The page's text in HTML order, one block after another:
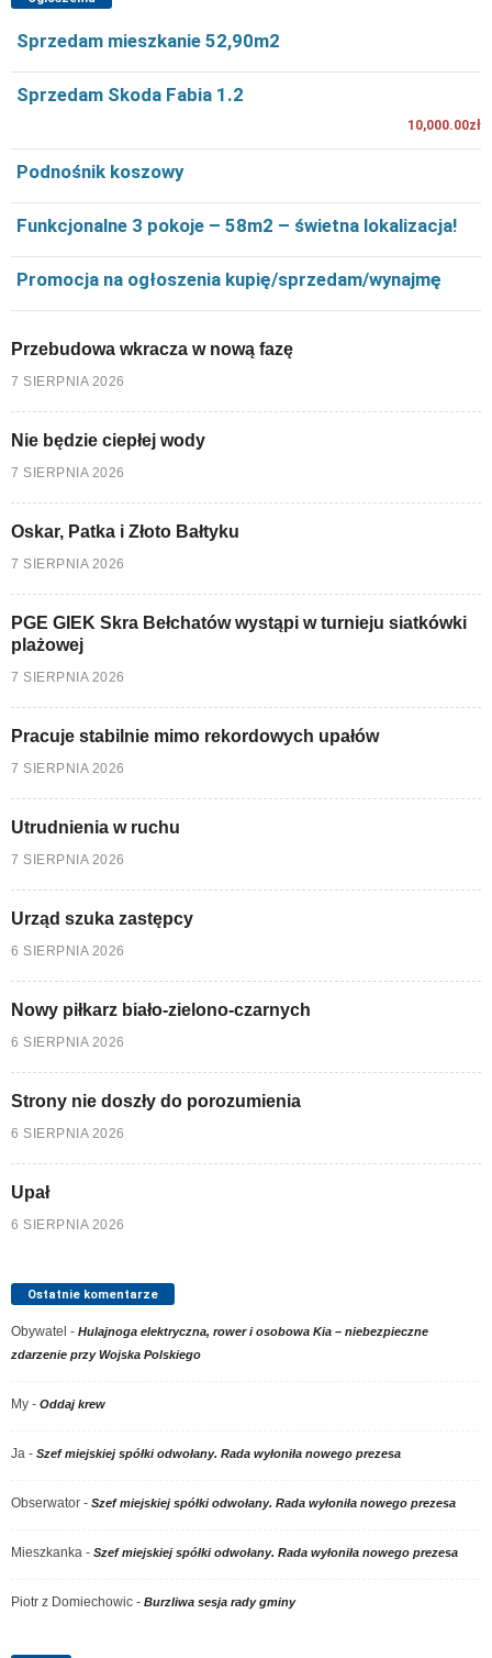
Sprzedam mieszkanie 52,90m2
Sprzedam Skoda Fabia 1.2
10,000.00zł
Podnośnik koszowy
Funkcjonalne 3 pokoje – 58m2 – świetna lokalizacja!
Promocja na ogłoszenia kupię/sprzedam/wynajmę
Przebudowa wkracza w nową fazę
7 SIERPNIA 2026
Nie będzie ciepłej wody
7 SIERPNIA 2026
Oskar, Patka i Złoto Bałtyku
7 SIERPNIA 2026
PGE GIEK Skra Bełchatów wystąpi w turnieju siatkówki
plażowej
7 SIERPNIA 2026
Pracuje stabilnie mimo rekordowych upałów
7 SIERPNIA 2026
Utrudnienia w ruchu
7 SIERPNIA 2026
Urząd szuka zastępcy
6 SIERPNIA 2026
Nowy piłkarz biało-zielono-czarnych
6 SIERPNIA 2026
Strony nie doszły do porozumienia
6 SIERPNIA 2026
Upał
6 SIERPNIA 2026
Ostatnie komentarze
Obywatel - Hulajnoga elektryczna, rower i osobowa Kia – niebezpieczne
zdarzenie przy Wojska Polskiego
My - Oddaj krew
Ja - Szef miejskiej spółki odwołany. Rada wyłoniła nowego prezesa
Obserwator - Szef miejskiej spółki odwołany. Rada wyłoniła nowego prezesa
Mieszkanka - Szef miejskiej spółki odwołany. Rada wyłoniła nowego prezesa
Piotr z Domiechowic - Burzliwa sesja rady gminy